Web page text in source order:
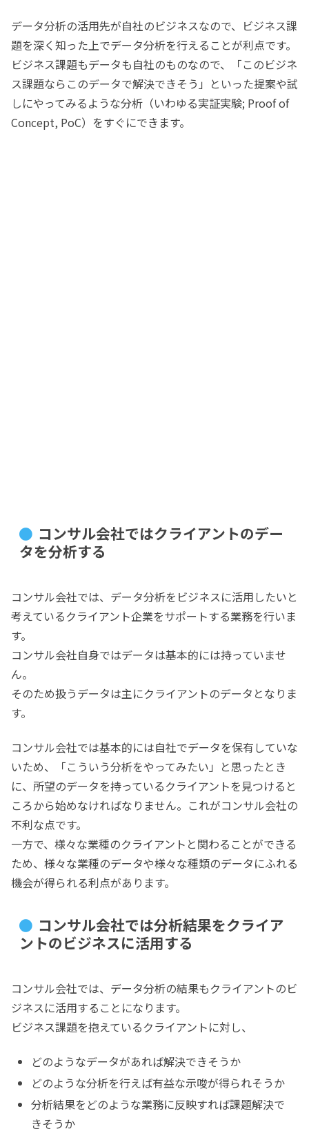
データ分析の活用先が自社のビジネスなので、ビジネス課
題を深く知った上でデータ分析を行えることが利点です。
ビジネス課題もデータも自社のものなので、「このビジネ
ス課題ならこのデータで解決できそう」といった提案や試
しにやってみるような分析（いわゆる実証実験; Proof of
Concept, PoC）をすぐにできます。
コンサル会社ではクライアントのデー
タを分析する
コンサル会社では、データ分析をビジネスに活用したいと
考えているクライアント企業をサポートする業務を行いま
す。
コンサル会社自身ではデータは基本的には持っていませ
ん。
そのため扱うデータは主にクライアントのデータとなりま
す。
コンサル会社では基本的には自社でデータを保有していな
いため、「こういう分析をやってみたい」と思ったとき
に、所望のデータを持っているクライアントを見つけると
ころから始めなければなりません。これがコンサル会社の
不利な点です。
一方で、様々な業種のクライアントと関わることができる
ため、様々な業種のデータや様々な種類のデータにふれる
機会が得られる利点があります。
コンサル会社では分析結果をクライア
ントのビジネスに活用する
コンサル会社では、データ分析の結果もクライアントのビ
ジネスに活用することになります。
ビジネス課題を抱えているクライアントに対し、
どのようなデータがあれば解決できそうか
どのような分析を行えば有益な示唆が得られそうか
分析結果をどのような業務に反映すれば課題解決で
きそうか